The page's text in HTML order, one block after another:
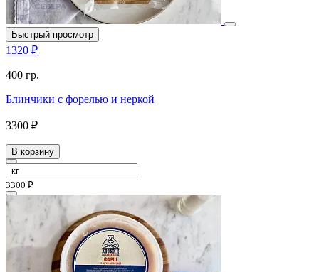
Быстрый просмотр
1320 ₽
400 гр.
Блинчики с форелью и неркой
3300 ₽
В корзину
3300 ₽